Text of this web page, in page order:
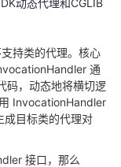
动态代理和CGLIB
持类的代理。核心
通
码，动态地将横切逻
InvocationHandler
成目标类的代理对
接口，那么